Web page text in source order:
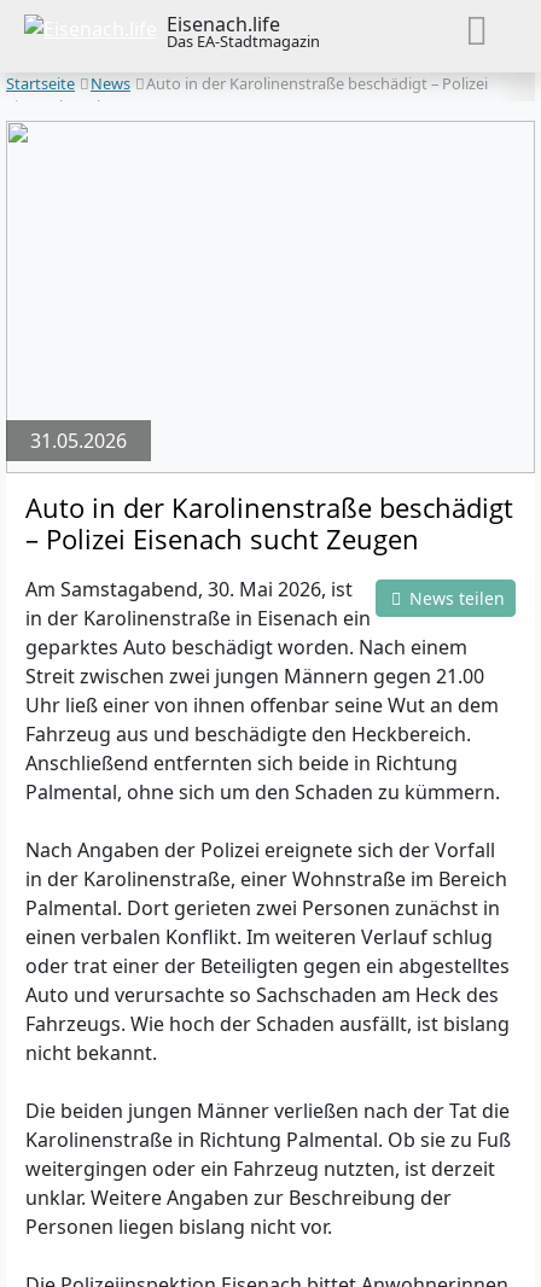
Eisenach.life
Das EA-Stadtmagazin
Startseite
News
Auto in der Karolinenstraße beschädigt – Polizei
Eisenach sucht Zeugen
31.05.2026
Auto in der Karolinenstraße beschädigt
– Polizei Eisenach sucht Zeugen
News teilen
Am Samstagabend, 30. Mai 2026, ist
in der Karolinenstraße in Eisenach ein
geparktes Auto beschädigt worden. Nach einem
Streit zwischen zwei jungen Männern gegen 21.00
Uhr ließ einer von ihnen offenbar seine Wut an dem
Fahrzeug aus und beschädigte den Heckbereich.
Anschließend entfernten sich beide in Richtung
Palmental, ohne sich um den Schaden zu kümmern.
Nach Angaben der Polizei ereignete sich der Vorfall
in der Karolinenstraße, einer Wohnstraße im Bereich
Palmental. Dort gerieten zwei Personen zunächst in
einen verbalen Konflikt. Im weiteren Verlauf schlug
oder trat einer der Beteiligten gegen ein abgestelltes
Auto und verursachte so Sachschaden am Heck des
Fahrzeugs. Wie hoch der Schaden ausfällt, ist bislang
nicht bekannt.
Die beiden jungen Männer verließen nach der Tat die
Karolinenstraße in Richtung Palmental. Ob sie zu Fuß
weitergingen oder ein Fahrzeug nutzten, ist derzeit
unklar. Weitere Angaben zur Beschreibung der
Personen liegen bislang nicht vor.